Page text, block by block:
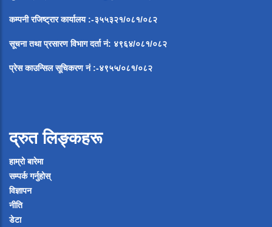
कम्पनी रजिष्ट्रार कार्यालय :-३५५३२१/०८१/०८२
सूचना तथा प्रसारण विभाग दर्ता नं: ४९६४/०८१/०८२
प्रेस काउन्सिल सूचिकरण नं:-४९५५/०८१/०८२
द्रुत लिङ्कहरू
हाम्रो बारेमा
सम्पर्क गर्नुहोस्
विज्ञापन
नीति
डेटा